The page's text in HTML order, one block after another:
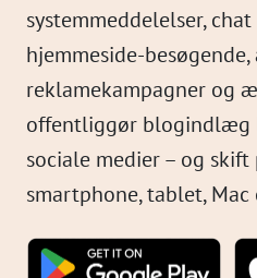
systemmeddelelser,
hjemmeside-
reklamekampagner og
offentliggør blogindlæg
sociale medier – og
smartphone, tablet, Mac